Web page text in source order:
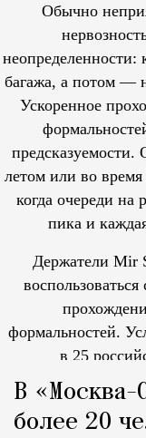
Обычно
неопределенности:
багажа, а потом —
Ускоренное
предсказуемости.
летом или во
когда очереди на
пика и
Держатели Mir
формальностей.
в 25
В «Москва-
более 20